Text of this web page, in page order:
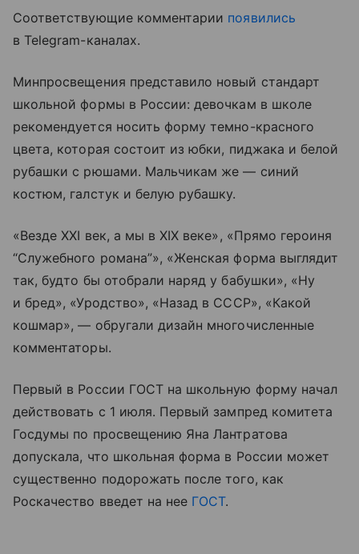
Соответствующие комментарии появились
в Telegram-каналах.
Минпросвещения представило новый стандарт
школьной формы в России: девочкам в школе
рекомендуется носить форму темно-красного
цвета, которая состоит из юбки, пиджака и белой
рубашки с рюшами. Мальчикам же — синий
костюм, галстук и белую рубашку.
«Везде XXI век, а мы в XIX веке», «Прямо героиня
“Служебного романа”», «Женская форма выглядит
так, будто бы отобрали наряд у бабушки», «Ну
и бред», «Уродство», «Назад в СССР», «Какой
кошмар», — обругали дизайн многочисленные
комментаторы.
Первый в России ГОСТ на школьную форму начал
действовать с 1 июля. Первый зампред комитета
Госдумы по просвещению Яна Лантратова
допускала, что школьная форма в России может
существенно подорожать после того, как
Роскачество введет на нее ГОСТ.